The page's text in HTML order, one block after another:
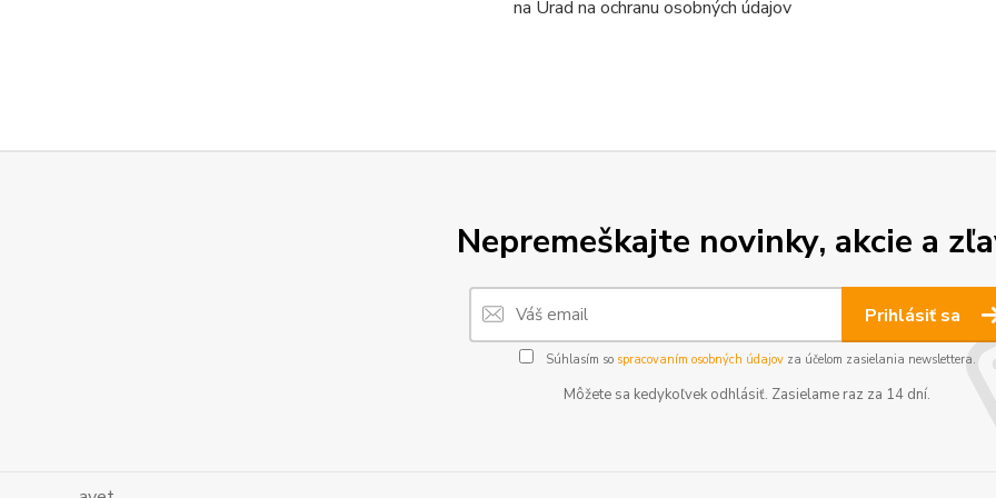
na Úrad na ochranu osobných údajov
Nepremeškajte novinky, akcie a
Prihlásiť sa
Súhlasím so spracovaním osobných údajovza účelom zasielania newslettera.
Môžete sa kedykoľvek odhlásiť. Zasielame raz za 14 dní.